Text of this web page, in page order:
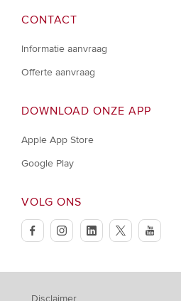
CONTACT
Informatie aanvraag
Offerte aanvraag
DOWNLOAD ONZE APP
Apple App Store
Google Play
VOLG ONS
facebookinstagramlinkedintwitteryoutube